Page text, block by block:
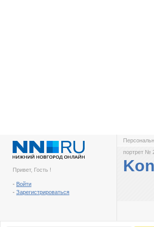
Привет, Гость !
- Войти
- Зарегистрироваться
портрет №